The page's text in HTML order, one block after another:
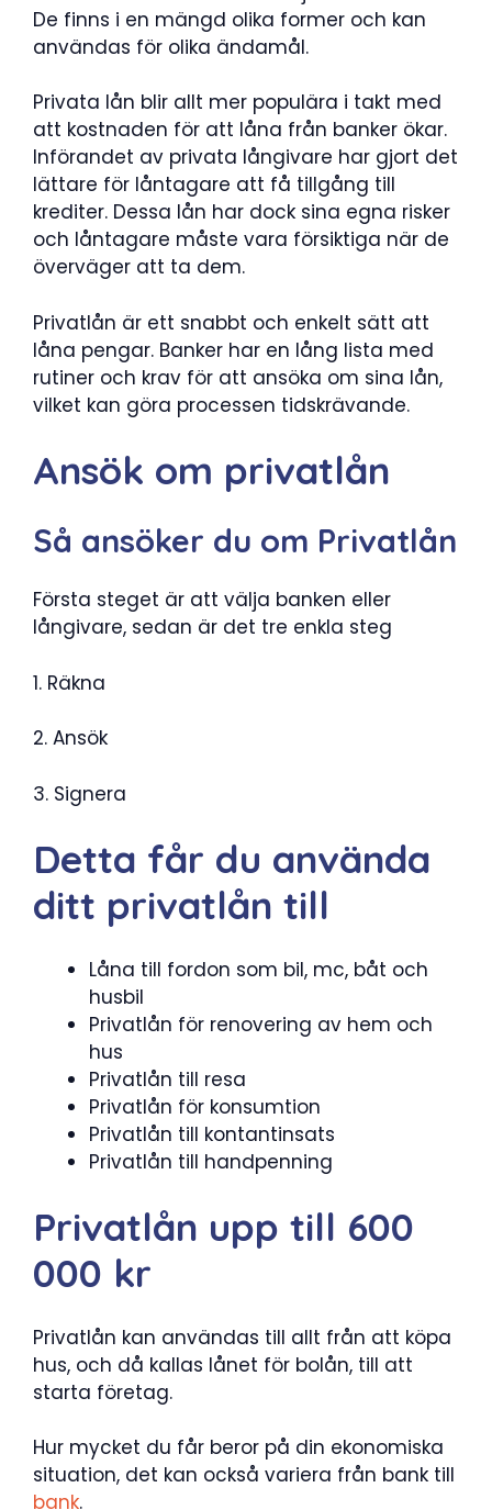
De finns i en mängd olika former och kan
användas för olika ändamål.
Privata lån blir allt mer populära i takt med
att kostnaden för att låna från banker ökar.
Införandet av privata långivare har gjort det
lättare för låntagare att få tillgång till
krediter. Dessa lån har dock sina egna risker
och låntagare måste vara försiktiga när de
överväger att ta dem.
Privatlån är ett snabbt och enkelt sätt att
låna pengar. Banker har en lång lista med
rutiner och krav för att ansöka om sina lån,
vilket kan göra processen tidskrävande.
Ansök om privatlån
Så ansöker du om Privatlån
Första steget är att välja banken eller
långivare, sedan är det tre enkla steg
1. Räkna
2. Ansök
3. Signera
Detta får du använda
ditt privatlån till
Låna till fordon som bil, mc, båt och
husbil
Privatlån för renovering av hem och
hus
Privatlån till resa
Privatlån för konsumtion
Privatlån till kontantinsats
Privatlån till handpenning
Privatlån upp till 600
000 kr
Privatlån kan användas till allt från att köpa
hus, och då kallas lånet för bolån, till att
starta företag.
Hur mycket du får beror på din ekonomiska
situation, det kan också variera från bank till
bank.